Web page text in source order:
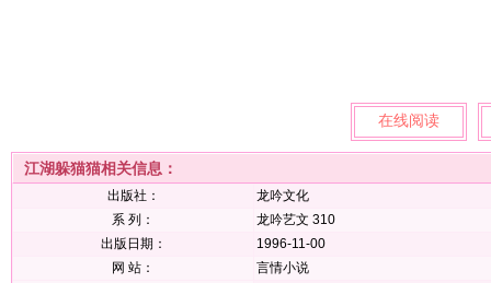
在线阅读
江湖躲猫猫相关信息：
出版社：
龙吟文化
系 列：
龙吟艺文 310
出版日期：
1996-11-00
网 站：
言情小说